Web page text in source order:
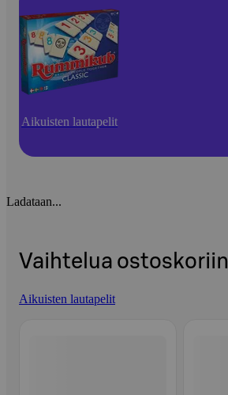
Aikuisten lautapelit
Ladataan...
Vaihtelua ostoskoriin
Aikuisten lautapelit